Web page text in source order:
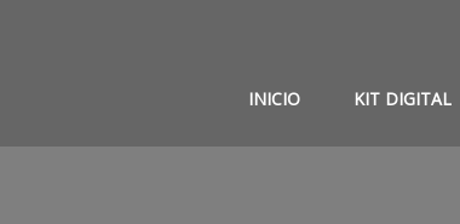
INICIO KIT DIGITAL